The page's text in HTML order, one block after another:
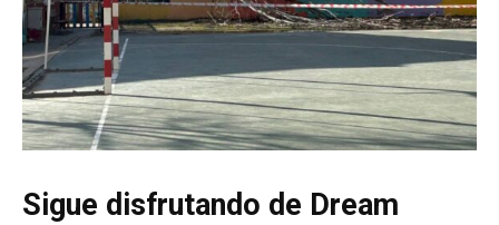
Sigue disfrutando de Dream